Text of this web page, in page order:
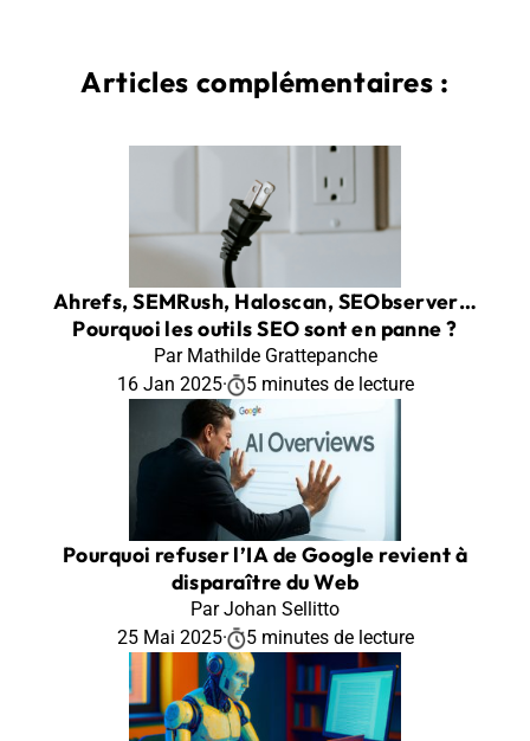
Articles complémentaires :
Ahrefs, SEMRush, Haloscan, SEObserver…
Pourquoi les outils SEO sont en panne ?
Par Mathilde Grattepanche
16 Jan 2025· 5 minutes de lecture
Pourquoi refuser l’IA de Google revient à
disparaître du Web
Par Johan Sellitto
25 Mai 2025· 5 minutes de lecture